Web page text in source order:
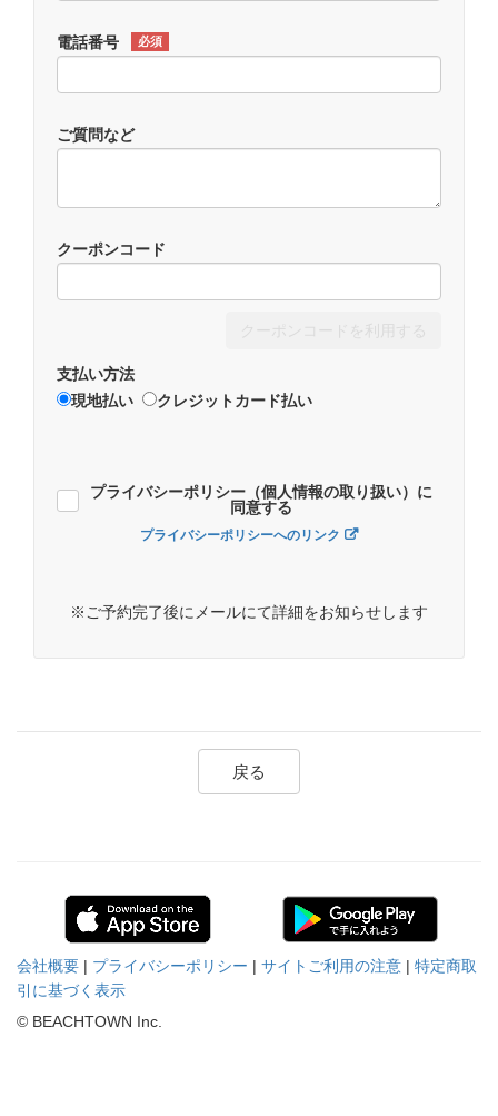
電話番号 必須
ご質問など
クーポンコード
支払い方法
現地払い
クレジットカード払い
プライバシーポリシー（個人情報の取り扱い）に
同意する
プライバシーポリシーへのリンク
※ご予約完了後にメールにて詳細をお知らせします
戻る
会社概要 | プライバシーポリシー | サイトご利用の注意 | 特定商取
引に基づく表示
© BEACHTOWN Inc.